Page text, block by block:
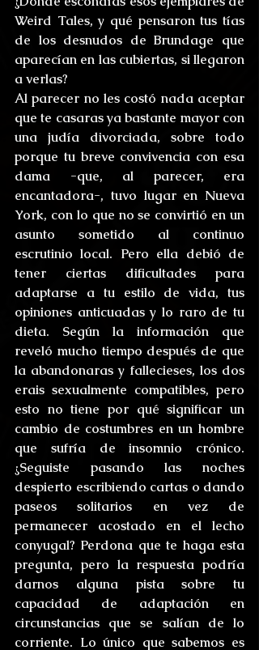
Weird Tales, y qué pensaron tus tías
de los desnudos de Brundage que
aparecían en las cubiertas, si llegaron
a verlas?
Al parecer no les costó nada aceptar
que te casaras ya bastante mayor con
una judía divorciada, sobre todo
porque tu breve convivencia con esa
dama -que, al parecer, era
encantadora-, tuvo lugar en Nueva
York, con lo que no se convirtió en un
asunto sometido al continuo
escrutinio local. Pero ella debió de
tener ciertas dificultades para
adaptarse a tu estilo de vida, tus
opiniones anticuadas y lo raro de tu
dieta. Según la información que
reveló mucho tiempo después de que
la abandonaras y fallecieses, los dos
erais sexualmente compatibles, pero
esto no tiene por qué significar un
cambio de costumbres en un hombre
que sufría de insomnio crónico.
¿Seguiste pasando las noches
despierto escribiendo cartas o dando
paseos solitarios en vez de
permanecer acostado en el lecho
conyugal? Perdona que te haga esta
pregunta, pero la respuesta podría
darnos alguna pista sobre tu
capacidad de adaptación en
circunstancias que se salían de lo
corriente. Lo único que sabemos es